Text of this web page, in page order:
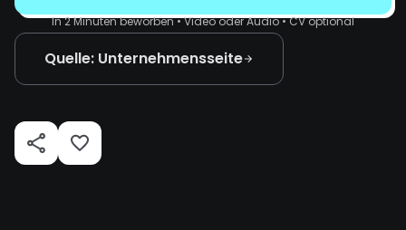
In 2 Minuten beworben • Video oder Audio • CV optional
Quelle: Unternehmensseite